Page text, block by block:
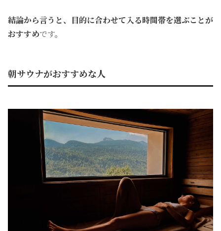
結論から言うと、目的に合わせて入る時間帯を選ぶことが
おすすめです。
朝サウナがおすすめな人